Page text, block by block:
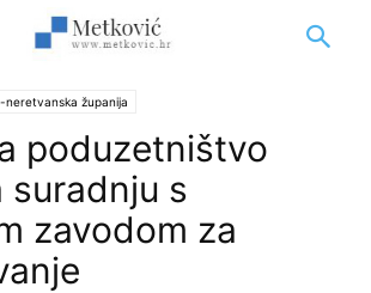
neretvanska županija
poduzetništvo
suradnju s
zavodom za